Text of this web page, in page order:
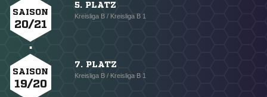
SAISON
20/21
5. PLATZ
Kreisliga B / Kreisliga B 1
SAISON
19/20
7. PLATZ
Kreisliga B / Kreisliga B 1